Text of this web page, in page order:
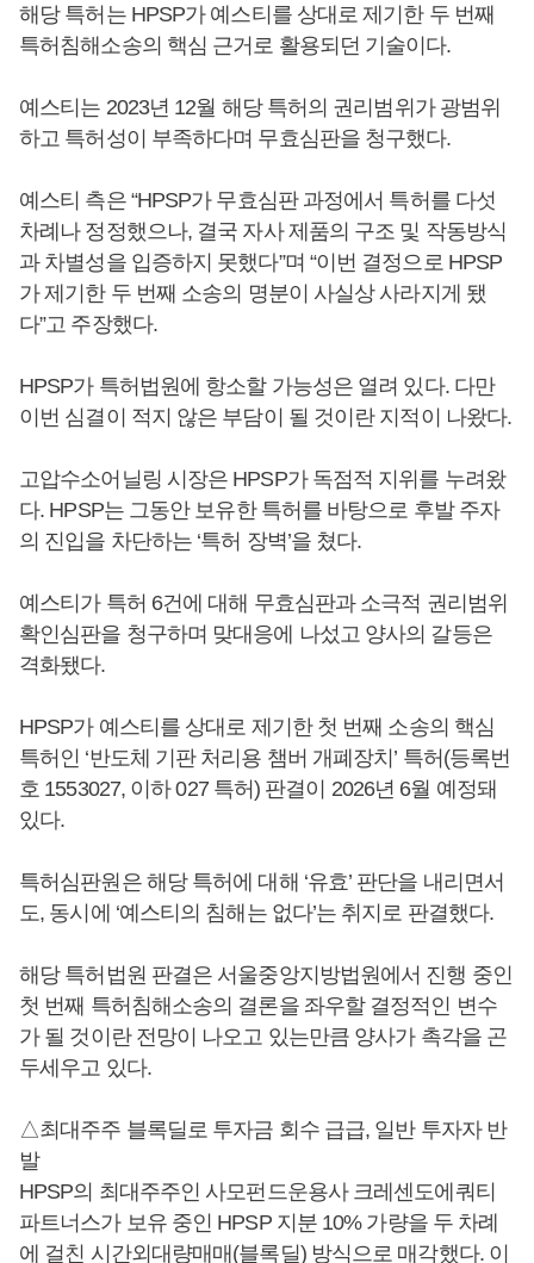
해당 특허는 HPSP가 예스티를 상대로 제기한 두 번째
특허침해소송의 핵심 근거로 활용되던 기술이다.
예스티는 2023년 12월 해당 특허의 권리범위가 광범위
하고 특허성이 부족하다며 무효심판을 청구했다.
예스티 측은 “HPSP가 무효심판 과정에서 특허를 다섯
차례나 정정했으나, 결국 자사 제품의 구조 및 작동방식
과 차별성을 입증하지 못했다”며 “이번 결정으로 HPSP
가 제기한 두 번째 소송의 명분이 사실상 사라지게 됐
다”고 주장했다.
HPSP가 특허법원에 항소할 가능성은 열려 있다. 다만
이번 심결이 적지 않은 부담이 될 것이란 지적이 나왔다.
고압수소어닐링 시장은 HPSP가 독점적 지위를 누려왔
다. HPSP는 그동안 보유한 특허를 바탕으로 후발 주자
의 진입을 차단하는 ‘특허 장벽’을 쳤다.
예스티가 특허 6건에 대해 무효심판과 소극적 권리범위
확인심판을 청구하며 맞대응에 나섰고 양사의 갈등은
격화됐다.
HPSP가 예스티를 상대로 제기한 첫 번째 소송의 핵심
특허인 ‘반도체 기판 처리용 챔버 개폐장치’ 특허(등록번
호 1553027, 이하 027 특허) 판결이 2026년 6월 예정돼
있다.
특허심판원은 해당 특허에 대해 ‘유효’ 판단을 내리면서
도, 동시에 ‘예스티의 침해는 없다’는 취지로 판결했다.
해당 특허법원 판결은 서울중앙지방법원에서 진행 중인
첫 번째 특허침해소송의 결론을 좌우할 결정적인 변수
가 될 것이란 전망이 나오고 있는만큼 양사가 촉각을 곤
두세우고 있다.
△최대주주 블록딜로 투자금 회수 급급, 일반 투자자 반
발
HPSP의 최대주주인 사모펀드운용사 크레센도에쿼티
파트너스가 보유 중인 HPSP 지분 10% 가량을 두 차례
에 걸친 시간외대량매매(블록딜) 방식으로 매각했다. 이